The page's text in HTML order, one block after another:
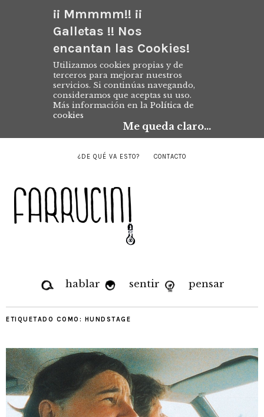
¡¡ Mmmmm!! ¡¡
Galletas !! Nos
encantan las Cookies!
Utilizamos cookies propias y de
terceros para mejorar nuestros
servicios. Si continúas navegando,
consideramos que aceptas su uso.
Más información en la Política de
cookies
Me queda claro...
¿DE QUÉ VA ESTO? CONTACTO
hablar sentir pensar
ETIQUETADO COMO: HUNDSTAGE